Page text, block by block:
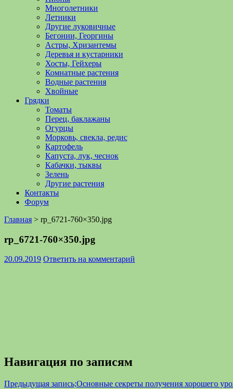
Многолетники
Летники
Другие луковичные
Бегонии, Георгины
Астры, Хризантемы
Деревья и кустарники
Хосты, Гейхеры
Комнатные растения
Водные растения
Хвойные
Грядки
Томаты
Перец, баклажаны
Огурцы
Морковь, свекла, редис
Картофель
Капуста, лук, чеснок
Кабачки, тыквы
Зелень
Другие растения
Контакты
Форум
Главная > rp_6721-760×350.jpg
rp_6721-760×350.jpg
20.09.2019 Ответить на комментарий
Навигация по записям
Предыдущая запись;Основные секреты получения хорошего